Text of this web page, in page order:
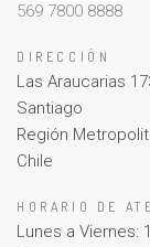
569 7800 8888
DIRECCIÓN
Las Araucarias
Santiago
Región
Chile
HORARIO DE
Lunes a Viernes: